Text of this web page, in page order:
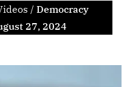
/ Democracy
27, 2024